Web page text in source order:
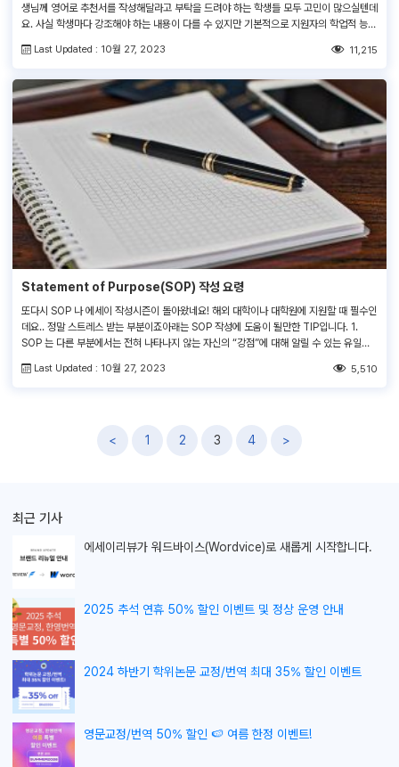
생님께 영어로 추천서를 작성해달라고 부탁을 드려야 하는 학생들 모두 고민이 많으실텐데
요. 사실 학생마다 강조해야 하는 내용이 다를 수 있지만 기본적으로 지원자의 학업적 능
대학에 가장 잘 어울리는 후보임을 주장한다는 점에서는 모든 추천서가 비슷한 […]
Last Updated : 10월 27, 2023 11,215
Statement of Purpose(SOP) 작성 요령
또다시 SOP 나 에세이 작성시즌이 돌아왔네요! 해외 대학이나 대학원에 지원할 때 필수인
데요.. 정말 스트레스 받는 부분이죠아래는 SOP 작성에 도움이 될만한 TIP입니다. 1.
SOP 는 다른 부분에서는 전혀 나타나지 않는 자신의 “강점”에 대해 알릴 수 있는 유일한
신의 약점에 꼭 쓸 필요는 없다 […]
Last Updated : 10월 27, 2023 5,510
이
< 1 2 3 4 >
최근 기사
에세이리뷰가 워드바이스(Wordvice)로 새롭게 시작합니다.
2025 추석 연휴 50% 할인 이벤트 및 정상 운영 안내
2024 하반기 학위논문 교정/번역 최대 35% 할인 이벤트
영문교정/번역 50% 할인 🍉 여름 한정 이벤트!